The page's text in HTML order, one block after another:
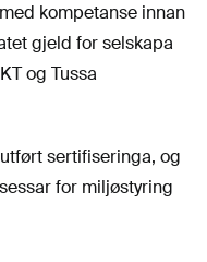
kompetanse innan
gjeld for selskapa
og Tussa
sertifiseringa, og
for miljøstyring